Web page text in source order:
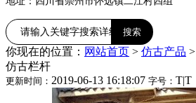
你现在的位置： 网站首页 > 仿古产品 >
仿古栏杆
更新时间： 2019-06-13 16:18:07 字号： T|T